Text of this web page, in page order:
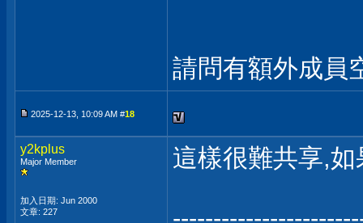
請問有額外成員
2025-12-13, 10:09 AM #18
y2kplus
Major Member
加入日期: Jun 2000
文章: 227
這樣很難共享,